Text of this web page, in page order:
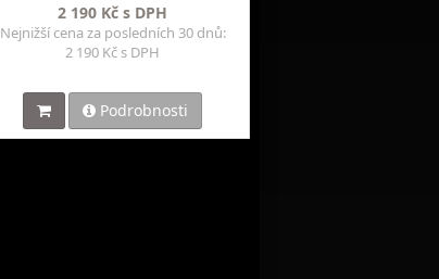
2 190 Kč s DPH
Nejnižší cena za posledních 30 dnů:
2 190 Kč s DPH
Podrobnosti